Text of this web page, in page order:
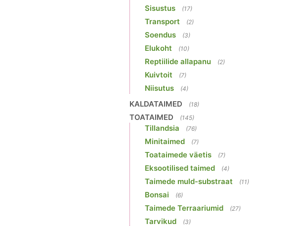
Sisustus (17)
Transport (2)
Soendus (3)
Elukoht (10)
Reptiilide allapanu (2)
Kuivtoit (7)
Niisutus (4)
KALDATAIMED (18)
TOATAIMED (145)
Tillandsia (76)
Minitaimed (7)
Toataimede väetis (7)
Eksootilised taimed (4)
Taimede muld-substraat (11)
Bonsai (6)
Taimede Terraariumid (27)
Tarvikud (3)